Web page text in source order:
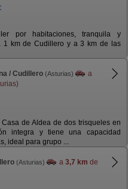
por habitaciones, tranquila y
1 km de Cudillero y a 3 km de las
/ Cudillero (Asturias)
a
de Aldea de dos trisqueles en
integra y tiene una capacidad
ideal para grupo ...
(Asturias) a 3,7 km de